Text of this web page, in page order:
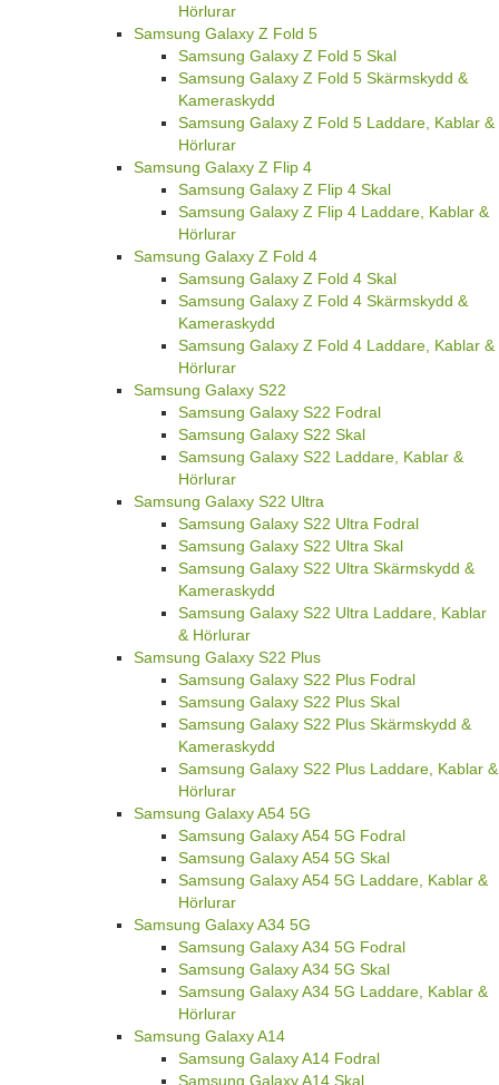
Hörlurar
Samsung Galaxy Z Fold 5
Samsung Galaxy Z Fold 5 Skal
Samsung Galaxy Z Fold 5 Skärmskydd &
Kameraskydd
Samsung Galaxy Z Fold 5 Laddare, Kablar &
Hörlurar
Samsung Galaxy Z Flip 4
Samsung Galaxy Z Flip 4 Skal
Samsung Galaxy Z Flip 4 Laddare, Kablar &
Hörlurar
Samsung Galaxy Z Fold 4
Samsung Galaxy Z Fold 4 Skal
Samsung Galaxy Z Fold 4 Skärmskydd &
Kameraskydd
Samsung Galaxy Z Fold 4 Laddare, Kablar &
Hörlurar
Samsung Galaxy S22
Samsung Galaxy S22 Fodral
Samsung Galaxy S22 Skal
Samsung Galaxy S22 Laddare, Kablar &
Hörlurar
Samsung Galaxy S22 Ultra
Samsung Galaxy S22 Ultra Fodral
Samsung Galaxy S22 Ultra Skal
Samsung Galaxy S22 Ultra Skärmskydd &
Kameraskydd
Samsung Galaxy S22 Ultra Laddare, Kablar
& Hörlurar
Samsung Galaxy S22 Plus
Samsung Galaxy S22 Plus Fodral
Samsung Galaxy S22 Plus Skal
Samsung Galaxy S22 Plus Skärmskydd &
Kameraskydd
Samsung Galaxy S22 Plus Laddare, Kablar &
Hörlurar
Samsung Galaxy A54 5G
Samsung Galaxy A54 5G Fodral
Samsung Galaxy A54 5G Skal
Samsung Galaxy A54 5G Laddare, Kablar &
Hörlurar
Samsung Galaxy A34 5G
Samsung Galaxy A34 5G Fodral
Samsung Galaxy A34 5G Skal
Samsung Galaxy A34 5G Laddare, Kablar &
Hörlurar
Samsung Galaxy A14
Samsung Galaxy A14 Fodral
Samsung Galaxy A14 Skal